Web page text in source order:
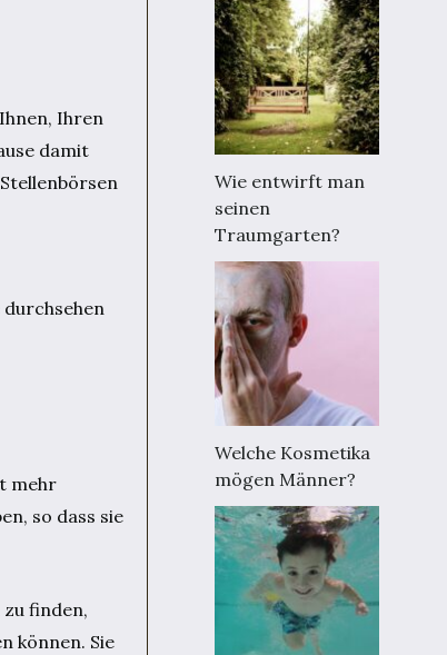
Ihren
damit
mehr
so dass sie
finden,
können. Sie
Wie entwirft man
seinen
Traumgarten?
Welche Kosmetika
mögen Männer?